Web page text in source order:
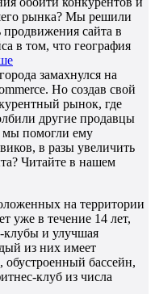
рынка? Мы решили
продвижения сайта в
в том, что география
замахнулся на
Но создав свой
рынок, где
другие продавцы
мы помогли ему
в разы увеличить
Читайте в нашем
на территории
уже в течение 14 лет,
клубы и улучшая
из них имеет
бассейн,
клуб из числа